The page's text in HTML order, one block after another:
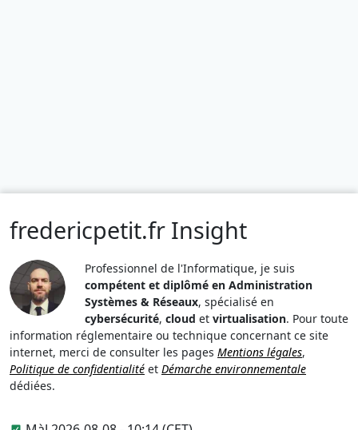
fredericpetit.fr Insight
Professionnel de l'Informatique, je suis
compétent et diplômé en Administration
Systèmes & Réseaux, spécialisé en
cybersécurité, cloud et virtualisation. Pour toute
information réglementaire ou technique concernant ce site
internet, merci de consulter les pages Mentions légales,
Politique de confidentialité et Démarche environnementale
dédiées.